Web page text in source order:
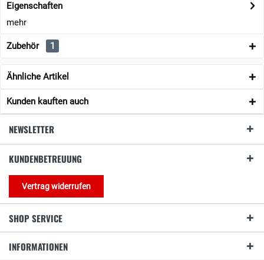
Eigenschaften
mehr
Zubehör 1
Ähnliche Artikel
Kunden kauften auch
NEWSLETTER
KUNDENBETREUUNG
Vertrag widerrufen
SHOP SERVICE
INFORMATIONEN